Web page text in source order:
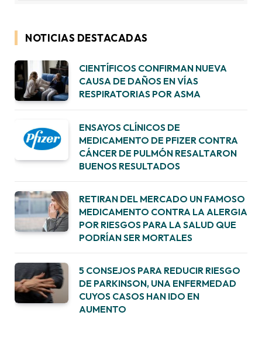
NOTICIAS DESTACADAS
CIENTÍFICOS CONFIRMAN NUEVA
CAUSA DE DAÑOS EN VÍAS
RESPIRATORIAS POR ASMA
ENSAYOS CLÍNICOS DE
MEDICAMENTO DE PFIZER CONTRA
CÁNCER DE PULMÓN RESALTARON
BUENOS RESULTADOS
RETIRAN DEL MERCADO UN FAMOSO
MEDICAMENTO CONTRA LA ALERGIA
POR RIESGOS PARA LA SALUD QUE
PODRÍAN SER MORTALES
5 CONSEJOS PARA REDUCIR RIESGO
DE PARKINSON, UNA ENFERMEDAD
CUYOS CASOS HAN IDO EN
AUMENTO